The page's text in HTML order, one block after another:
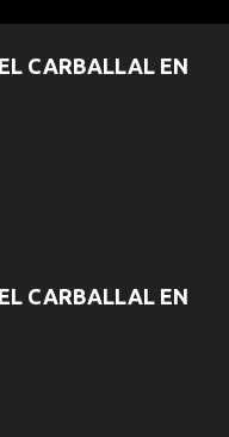
CARBALLAL EN
CARBALLAL EN